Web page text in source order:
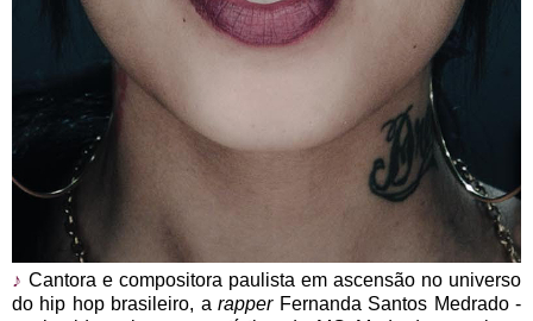
♪ Cantora e compositora paulista em ascensão no universo
do hip hop brasileiro, arapper Fernanda Santos Medrado -